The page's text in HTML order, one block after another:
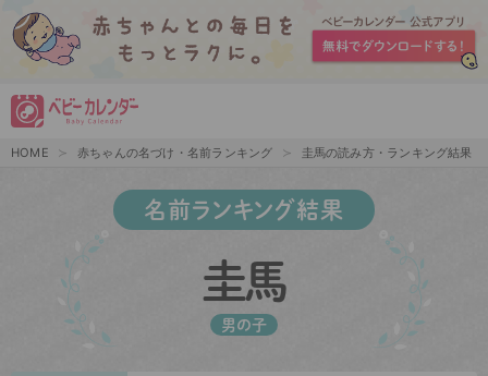
HOME 赤ちゃんの名づけ・名前ランキング 圭馬の読み方・ランキング結果
名前ランキング結果
圭馬
男の子